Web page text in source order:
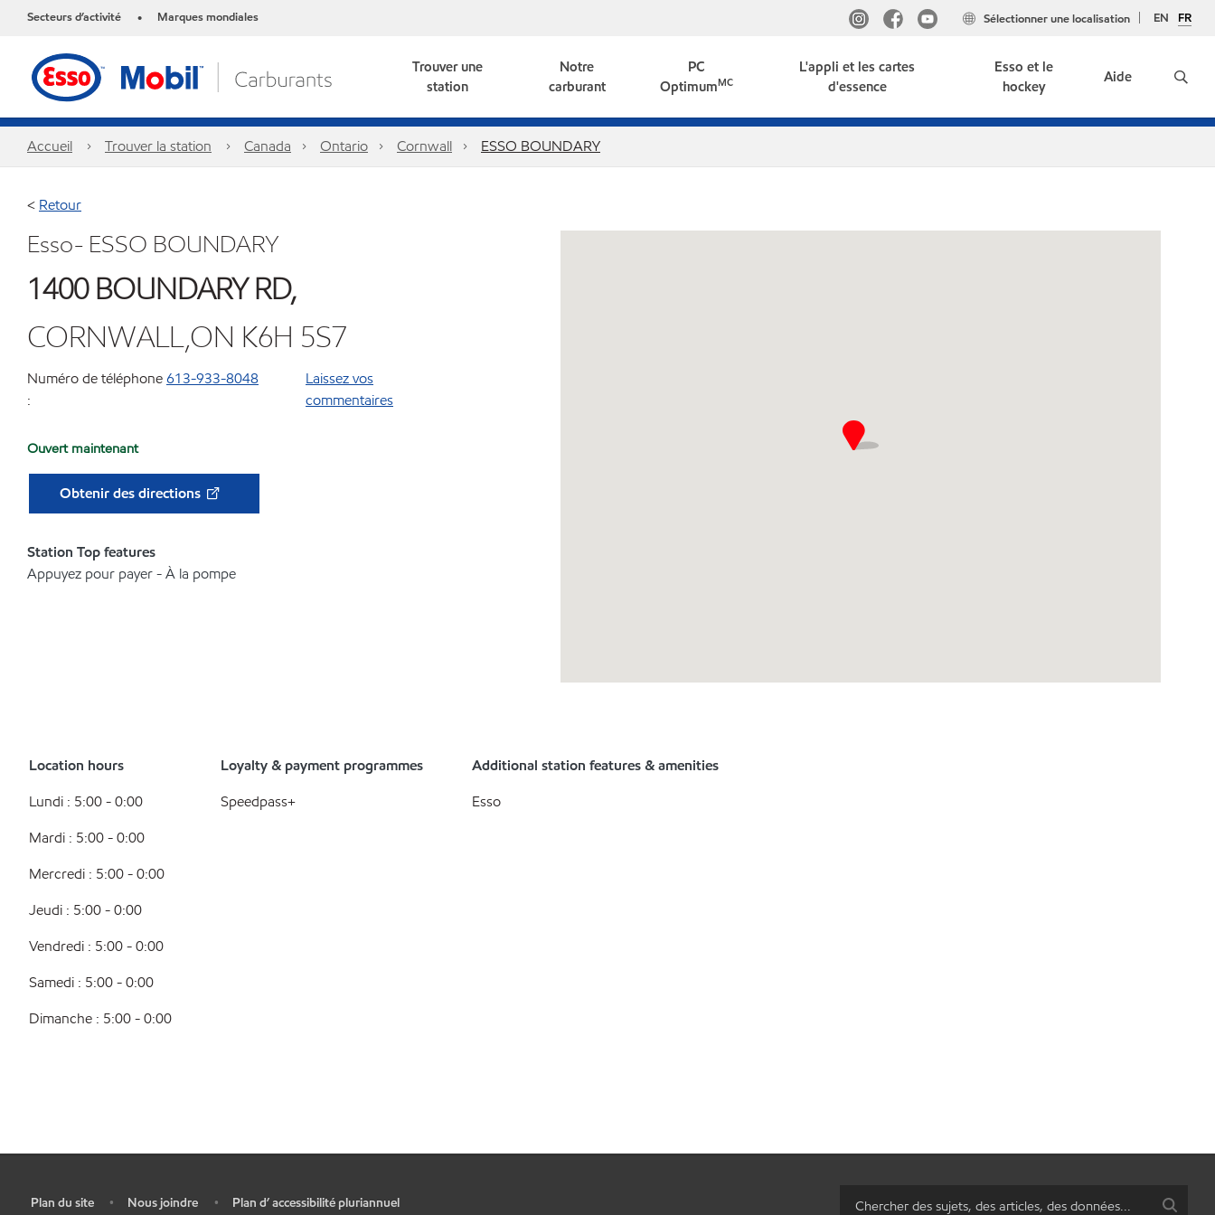
Secteurs d’activité • Marques mondiales EN FR
Sélectionner une localisation
Trouver une
station
Notre
carburant
PC
OptimumMC
L'appli et les cartes
d'essence
Esso et le
hockey
Aide
Accueil Trouver la station Canada Ontario Cornwall ESSO BOUNDARY
< Retour
Esso- ESSO BOUNDARY
1400 BOUNDARY RD,
CORNWALL,ON K6H 5S7
Numéro de téléphone
:
613-933-8048
Laissez vos
commentaires
Ouvert maintenant
Obtenir des directions
Station Top features
Appuyez pour payer - À la pompe
Location hours
Lundi : 5:00 - 0:00
Mardi : 5:00 - 0:00
Mercredi : 5:00 - 0:00
Jeudi : 5:00 - 0:00
Vendredi : 5:00 - 0:00
Samedi : 5:00 - 0:00
Dimanche : 5:00 - 0:00
Loyalty & payment programmes
Speedpass+
Additional station features & amenities
Esso
Plan du site • Nous joindre • Plan d’ accessibilité pluriannuel